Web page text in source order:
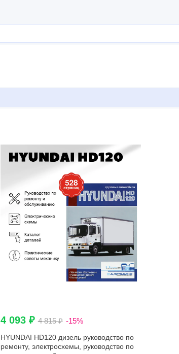
4 093 ₽4 815 ₽ -15%
HYUNDAI HD120 дизель руководство по
ремонту, электросхемы, руководство по